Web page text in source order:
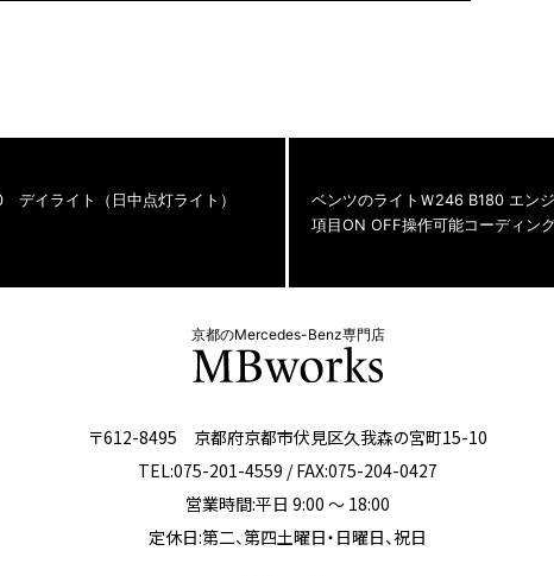
デイライト（日中点灯ライト）
ベンツのライトＷ246 B180 エン
項目ON OFF操作可能コーディング
京都のMercedes-Benz専門店
〒612-8495 京都府京都市伏見区久我森の宮町15-10
TEL:075-201-4559 / FAX:075-204-0427
営業時間:平日 9:00 ～ 18:00
定休日:第二、第四土曜日・日曜日、祝日